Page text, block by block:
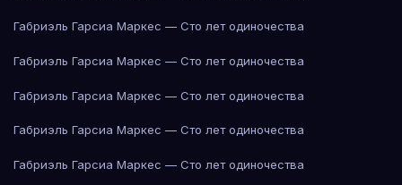
Габриэль Гарсиа Маркес — Сто лет одиночества
Габриэль Гарсиа Маркес — Сто лет одиночества
Габриэль Гарсиа Маркес — Сто лет одиночества
Габриэль Гарсиа Маркес — Сто лет одиночества
Габриэль Гарсиа Маркес — Сто лет одиночества